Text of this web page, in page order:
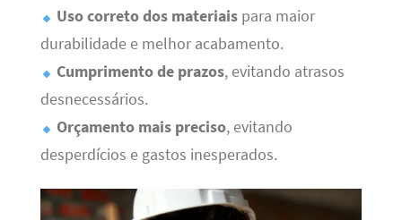
Uso correto dos materiaispara maior
durabilidade e melhor acabamento.
Cumprimento de prazos, evitando atrasos
desnecessários.
Orçamento mais preciso, evitando
desperdícios e gastos inesperados.